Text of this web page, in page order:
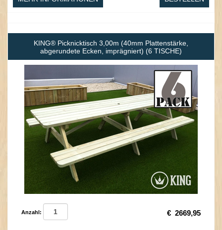
KING® Picknicktisch 3,00m (40mm Plattenstärke,
abgerundete Ecken, imprägniert) (6 TISCHE)
Anzahl: € 2669,95